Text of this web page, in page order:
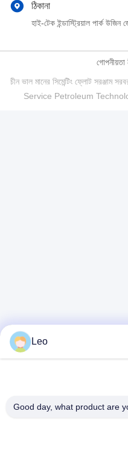
ঠিকানা
হাই-টেক ইন্ডাস্ট্রিয়াল পার্ক
গোপনীয়তা
চীন ভাল মানের সিমেন্টিং ফ্লোট
Service Petroleum
Leo
Good day, what product are